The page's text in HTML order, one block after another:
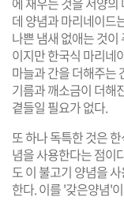
데 양념과 마리네이드
나쁜 냄새 없애는 것
이지만 한국식 마리네
마늘과 간을 더해주는
기름과 깨소금이 더해
곁들일 필요가 없다.
또 하나 독특한 것은
념을 사용한다는 점이
도 이 불고기 양념을
한다. 이를 '갖은양념'